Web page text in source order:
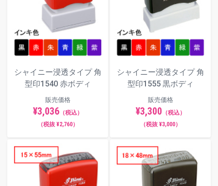
シャイニー浸透タイプ 角
型印1540 赤ボディ
販売価格
¥3,036（税込）
（税抜 ¥2,760）
シャイニー浸透タイプ 角
型印1555 黒ボディ
販売価格
¥3,300 （税込）
（税抜 ¥3,000）